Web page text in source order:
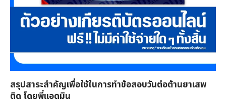
สรุปสาระสำคัญเพื่อใช้ในการทำข้อสอบวันต่อต้านยาเสพ
ติด โดยพี่แอดมิน